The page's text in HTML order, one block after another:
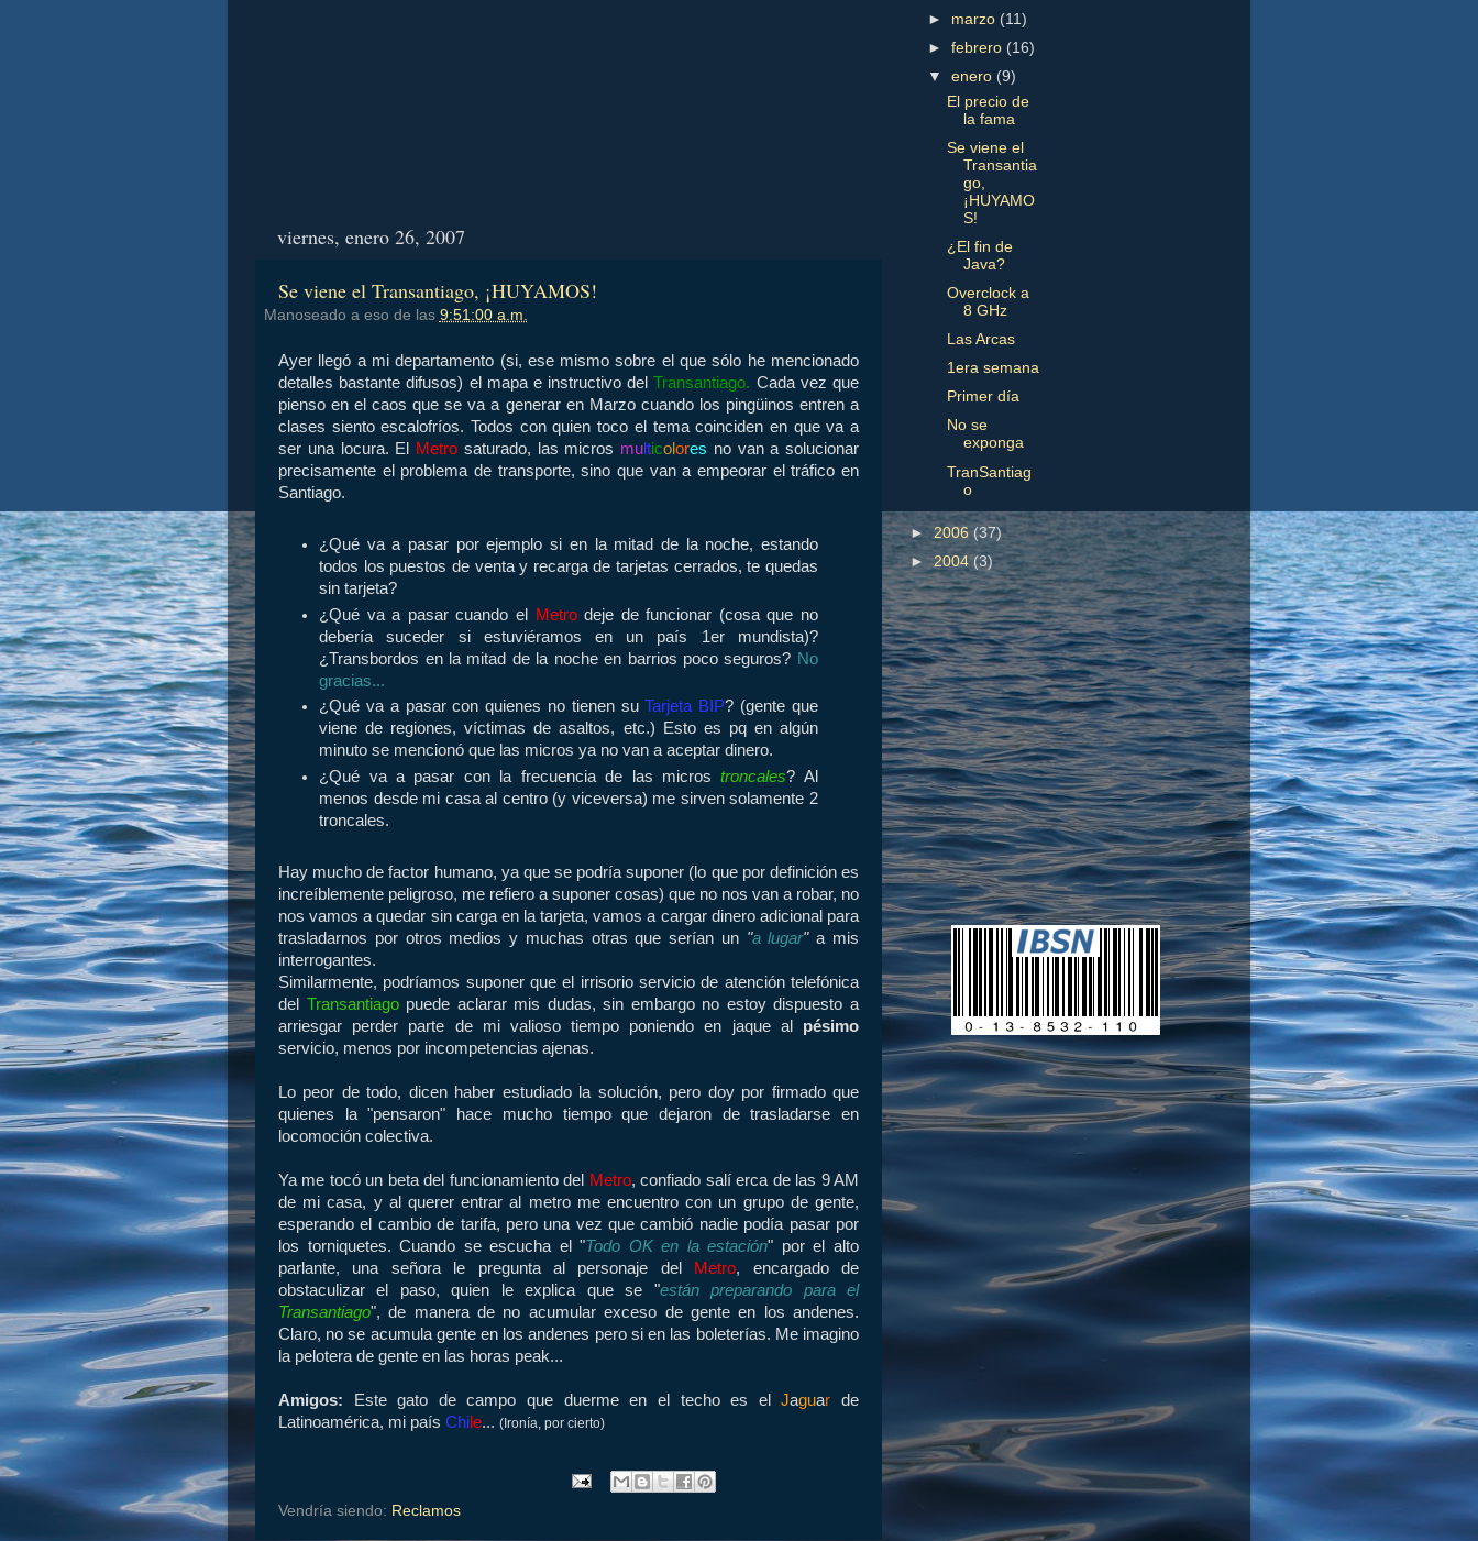
viernes, enero 26, 2007
Se viene el Transantiago, ¡HUYAMOS!
Manoseado a eso de las 9:51:00 a.m.
Ayer llegó a mi departamento (si, ese mismo sobre el que sólo he mencionado
detalles bastante difusos) el mapa e instructivo delTransantiago. Cada vez que
pienso en el caos que se va a generar en Marzo cuando los pingüinos entren a
clases siento escalofríos. Todos con quien toco el tema coinciden en que va a
ser una locura. El Metro saturado, las micros multicolores no van a solucionar
precisamente el problema de transporte, sino que van a empeorar el tráfico en
Santiago.
¿Qué va a pasar por ejemplo si en la mitad de la noche, estando
todos los puestos de venta y recarga de tarjetas cerrados, te quedas
sin tarjeta?
¿Qué va a pasar cuando el
Metrodeje de funcionar (cosa que no
debería suceder si estuviéramos en un país 1er mundista)?
¿Transbordos en la mitad de la noche en barrios poco seguros? No
gracias...
¿Qué va a pasar con quienes no tienen suTarjeta BIP? (gente que
viene de regiones, víctimas de asaltos, etc.) Esto es pq en algún
minuto se mencionó que las micros ya no van a aceptar dinero.
¿Qué va a pasar con la frecuencia de las microstroncales? Al
menos desde mi casa al centro (y viceversa) me sirven solamente 2
troncales.
Hay mucho de factor humano, ya que se podría suponer (lo que por definición es
increíblemente peligroso, me refiero a suponer cosas) que no nos van a robar, no
nos vamos a quedar sin carga en la tarjeta, vamos a cargar dinero adicional para
trasladarnos por otros medios y muchas otras que serían un "a lugar"a mis
interrogantes.
Similarmente, podríamos suponer que el irrisorio servicio de atención telefónica
del Transantiagopuede aclarar mis dudas, sin embargo no estoy dispuesto a
arriesgar perder parte de mi valioso tiempo poniendo en jaque al pésimo
servicio, menos por incompetencias ajenas.
Lo peor de todo, dicen haber estudiado la solución, pero doy por firmado que
quienes la "pensaron" hace mucho tiempo que dejaron de trasladarse en
locomoción colectiva.
Ya me tocó un beta del funcionamiento del Metro, confiado salí erca de las 9 AM
de mi casa, y al querer entrar al metro me encuentro con un grupo de gente,
esperando el cambio de tarifa, pero una vez que cambió nadie podía pasar por
los torniquetes. Cuando se escucha el "Todo OK en la estación" por el alto
parlante, una señora le pregunta al personaje del
Metro, encargado de
obstaculizar el paso, quien le explica que se "están preparando para el
Transantiago", de manera de no acumular exceso de gente en los andenes.
Claro, no se acumula gente en los andenes pero si en las boleterías. Me imagino
la pelotera de gente en las horas peak...
Amigos: Este gato de campo que duerme en el techo es elJaguar de
Latinoamérica, mi país Chile... (Ironía, por cierto)
Vendría siendo: Reclamos
► marzo (11)
►febrero (16)
▼enero (9)
El precio de
la fama
Se viene el
Transantia
go,
¡HUYAMO
S!
¿El fin de
Java?
Overclock a
8 GHz
Las Arcas
1era semana
Primer día
No se
exponga
TranSantiag
o
► 2006(37)
►2004 (3)